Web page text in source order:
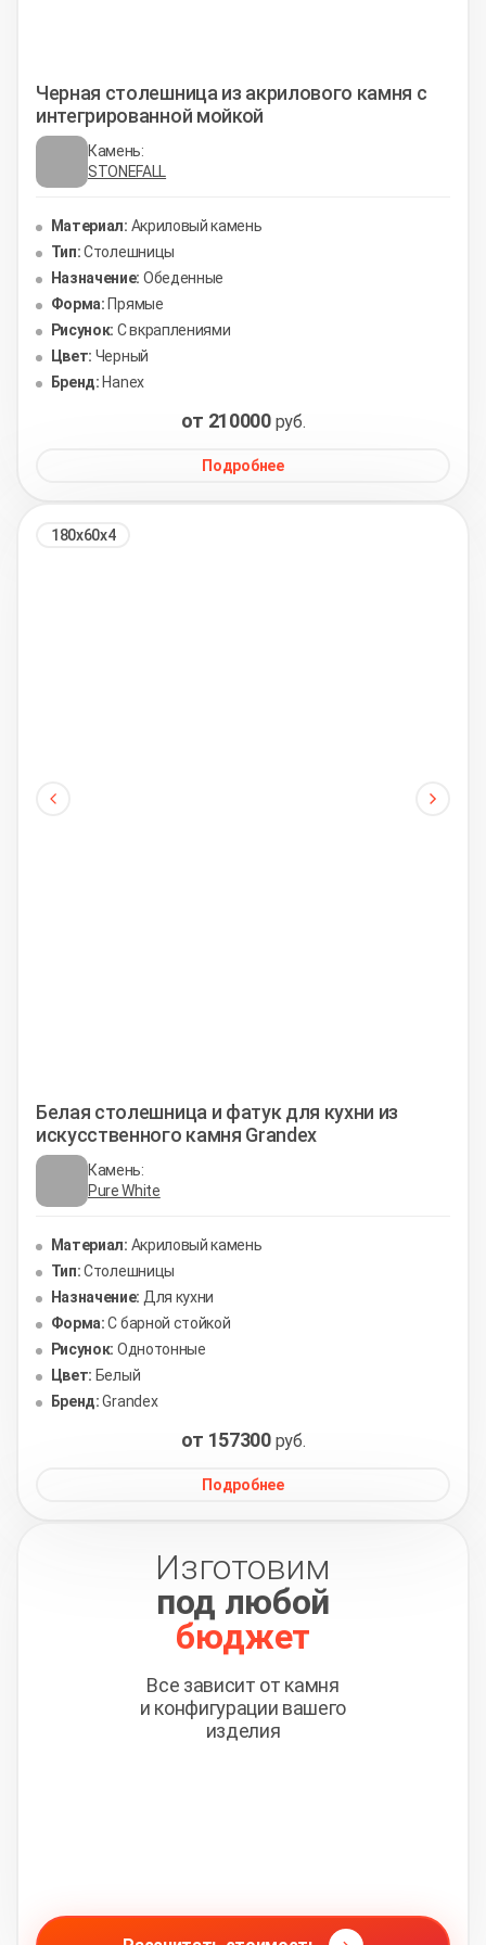
Черная столешница из акрилового камня с
интегрированной мойкой
Камень:
STONEFALL
Материал: Акриловый камень
Тип:Столешницы
Назначение: Обеденные
Форма: Прямые
Рисунок: С вкраплениями
Цвет: Черный
Бренд: Hanex
от 210000 руб.
Подробнее
180х60х4
Белая столешница и фатук для кухни из
искусственного камня Grandex
Камень:
Pure White
Материал: Акриловый камень
Тип:Столешницы
Назначение: Для кухни
Форма: С барной стойкой
Рисунок: Однотонные
Цвет: Белый
Бренд: Grandex
от 157300 руб.
Подробнее
Изготовим
под любой
бюджет
Все зависит от камня
и конфигурации вашего
изделия